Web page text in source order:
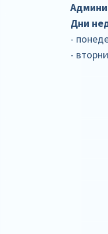
Дни
-
-